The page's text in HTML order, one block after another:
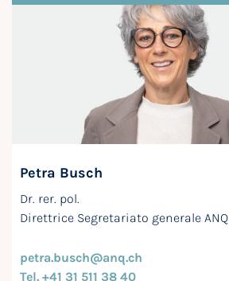
Petra Busch
Dr. rer. pol.
Direttrice Segretariato generale ANQ
petra.busch@anq.ch
Tel. +41 31 511 38 40